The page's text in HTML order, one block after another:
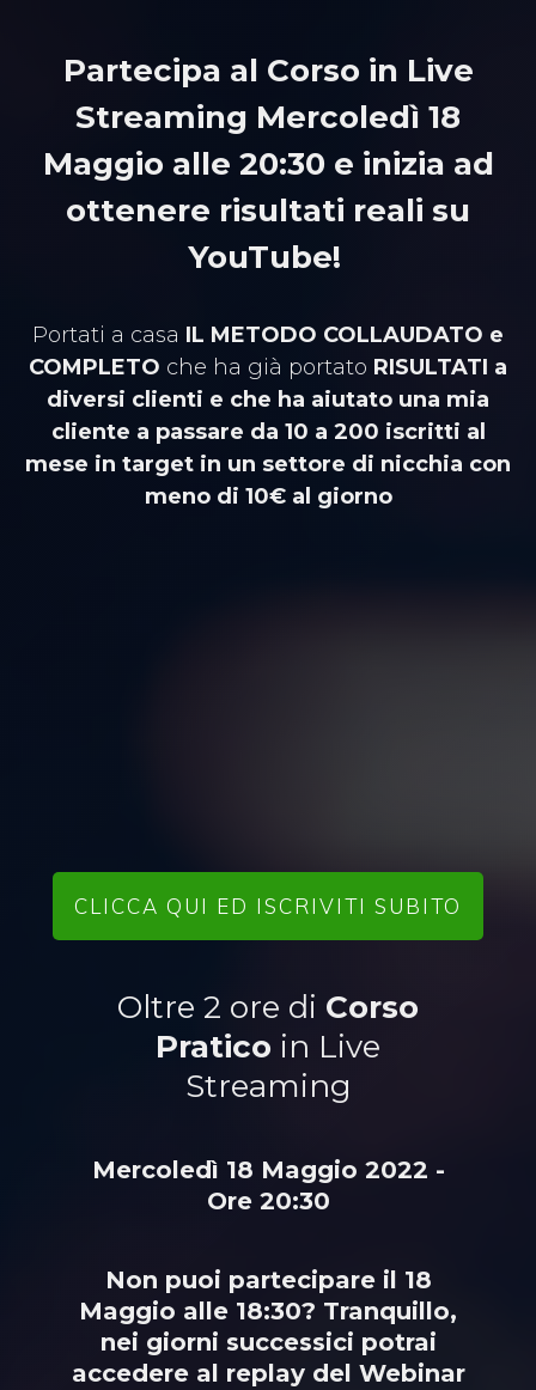
Partecipa al Corso in Live
Streaming Mercoledì 18
Maggio alle 20:30 e inizia ad
ottenere risultati reali su
YouTube!
Portati a casa IL METODO COLLAUDATO e
COMPLETO che ha già portato RISULTATI a
diversi clienti e che ha aiutato una mia
cliente a passare da 10 a 200 iscritti al
mese in target in un settore di nicchia con
meno di 10€ al giorno
CLICCA QUI ED ISCRIVITI SUBITO
Oltre 2 ore di Corso
Pratico in Live
Streaming
Mercoledì 18 Maggio 2022 -
Ore 20:30
Non puoi partecipare il 18
Maggio alle 18:30? Tranquillo,
nei giorni successici potrai
accedere al replay del Webinar